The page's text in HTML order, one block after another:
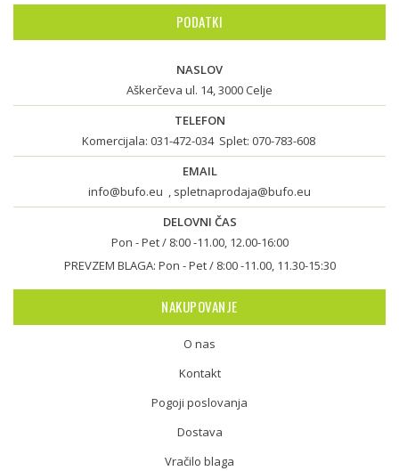
PODATKI
NASLOV
Aškerčeva ul. 14, 3000 Celje
TELEFON
Komercijala: 031-472-034Splet: 070-783-608
EMAIL
info@bufo.eu , spletnaprodaja@bufo.eu
DELOVNI ČAS
Pon - Pet / 8:00 -11.00, 12.00-16:00
PREVZEM BLAGA: Pon - Pet / 8:00 -11.00, 11.30-15:30
NAKUPOVANJE
O nas
Kontakt
Pogoji poslovanja
Dostava
Vračilo blaga